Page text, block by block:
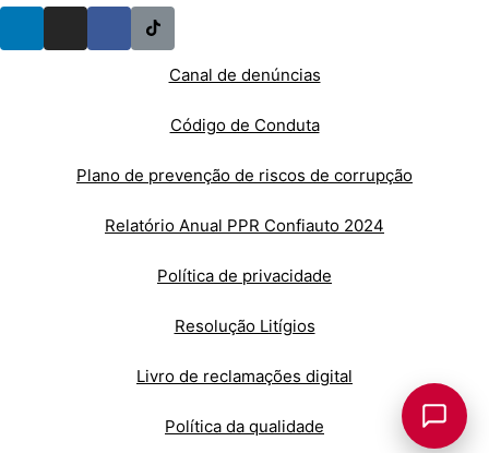
Política de privacidade
Resolução Litígios
Livro de reclamações digital
Política da qualidade
Canal de denúncias
Código de Conduta
Plano de prevenção de riscos de corrupção
Relatório Anual PPR Confiauto 2024